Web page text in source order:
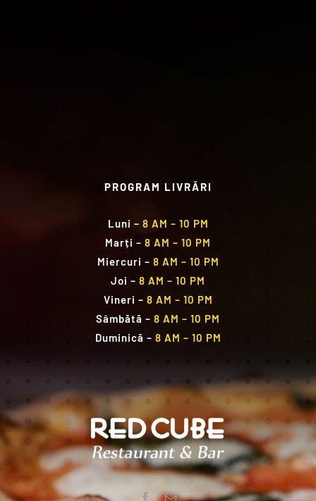
PROGRAM LIVRĂRI
Luni – 8 AM – 10 PM
Marți – 8 AM – 10 PM
Miercuri – 8 AM – 10 PM
Joi – 8 AM – 10 PM
Vineri – 8 AM – 10 PM
Sâmbătă – 8 AM – 10 PM
Duminică – 8 AM – 10 PM